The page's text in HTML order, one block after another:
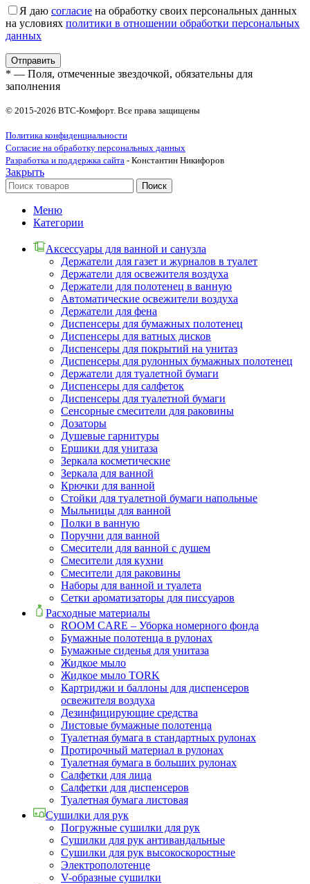
Я даю согласие на обработку своих персональных данных
на условиях политики в отношении обработки персональных
данных
* — Поля, отмеченные звездочкой, обязательны для
заполнения
© 2015-2026 ВТС-Комфорт. Все права защищены
Политика конфиденциальности
Согласие на обработку персональных данных
Разработка и поддержка сайта - Константин Никифоров
Закрыть
Поиск
Меню
Категории
Аксессуары для ванной и санузла
Держатели для газет и журналов в туалет
Держатели для освежителя воздуха
Держатели для полотенец в ванную
Автоматические освежители воздуха
Держатели для фена
Диспенсеры для бумажных полотенец
Диспенсеры для ватных дисков
Диспенсеры для покрытий на унитаз
Диспенсеры для рулонных бумажных полотенец
Держатели для туалетной бумаги
Диспенсеры для салфеток
Диспенсеры для туалетной бумаги
Сенсорные смесители для раковины
Дозаторы
Душевые гарнитуры
Ершики для унитаза
Зеркала косметические
Зеркала для ванной
Крючки для ванной
Стойки для туалетной бумаги напольные
Мыльницы для ванной
Полки в ванную
Поручни для ванной
Смесители для ванной с душем
Смесители для кухни
Смесители для раковины
Наборы для ванной и туалета
Сетки ароматизаторы для писсуаров
Расходные материалы
ROOM CARE – Уборка номерного фонда
Бумажные полотенца в рулонах
Бумажные сиденья для унитаза
Жидкое мыло
Жидкое мыло TORK
Картриджи и баллоны для диспенсеров
освежителя воздуха
Дезинфицирующие средства
Листовые бумажные полотенца
Туалетная бумага в стандартных рулонах
Протирочный материал в рулонах
Туалетная бумага в больших рулонах
Салфетки для лица
Салфетки для диспенсеров
Туалетная бумага листовая
Сушилки для рук
Погружные сушилки для рук
Сушилки для рук антивандальные
Сушилки для рук высокоскоростные
Электрополотенце
V-образные сушилки